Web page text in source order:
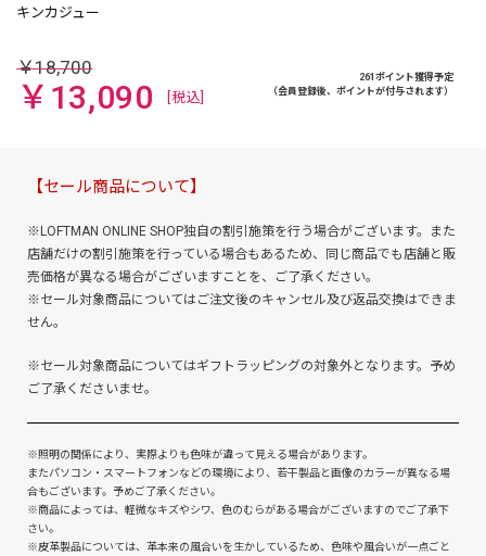
￥18,700
￥13,090 [税込]
261ポイント獲得予定
（会員登録後、ポイントが付与されます）
【セール商品について】
※LOFTMAN ONLINE SHOP独自の割引施策を行う場合がございます。また
店舗だけの割引施策を行っている場合もあるため、同じ商品でも店舗と販
売価格が異なる場合がございますことを、ご了承ください。
※セール対象商品についてはご注文後のキャンセル及び返品交換はできま
せん。
※セール対象商品についてはギフトラッピングの対象外となります。予め
ご了承くださいませ。
※照明の関係により、実際よりも色味が違って見える場合があります。
またパソコン・スマートフォンなどの環境により、若干製品と画像のカラーが異なる場
合もございます。予めご了承ください。
※商品によっては、軽微なキズやシワ、色のむらがある場合がございますのでご了承下
さい。
※皮革製品については、革本来の風合いを生かしているため、色味や風合いが一点ごと